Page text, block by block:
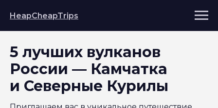
HeapCheapTrips
5 лучших вулканов
России — Камчатка
и Северные Курилы